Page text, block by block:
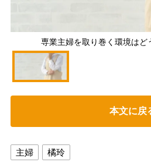
専業主婦を取り巻く環境はど
本文に戻
主婦 橘玲